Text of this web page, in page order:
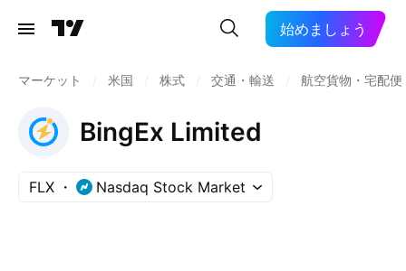
始めましょう
マーケット 米国 株式 交通・輸送 航空貨物・宅配便
BingEx Limited
FLX Nasdaq Stock Market